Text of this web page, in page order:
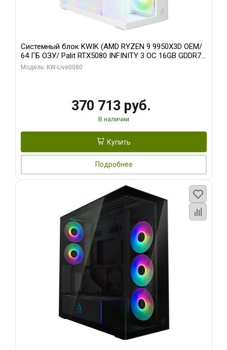
Системный блок KWIK (AMD RYZEN 9 9950X3D OEM/
64 ГБ ОЗУ/ Palit RTX5080 INFINITY 3 OC 16GB GDDR7
256bit 3xDP H/ 960 ГБ SSD)
Модель: KW-Live0080
370 713 руб.
В наличии
Купить
Подробнее